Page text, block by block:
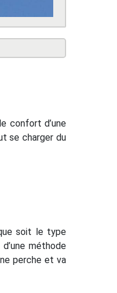
confort d’une
se charger du
soit le type
méthode
perche et va